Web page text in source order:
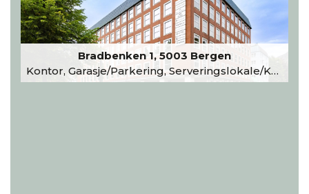
Bradbenken 1, 5003 Bergen
Kontor, Garasje/Parkering, Serveringslokale/Kantine, Undervisning/Arrangement